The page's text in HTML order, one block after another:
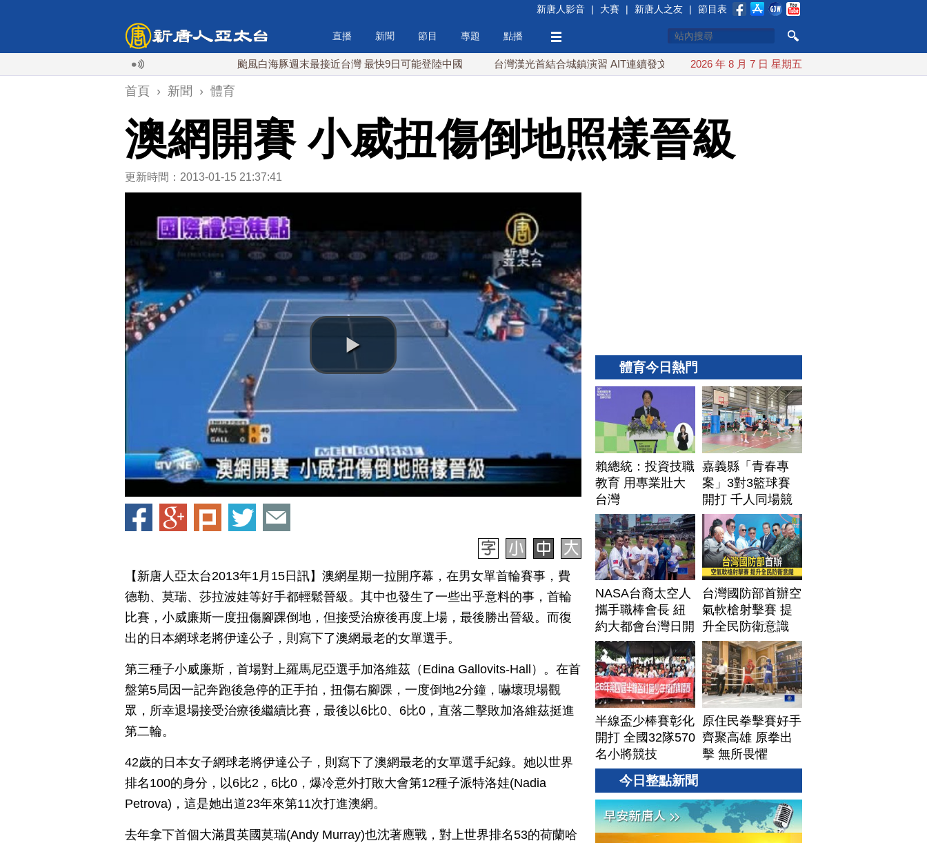
新唐人影音 | 大賽 | 新唐人之友 | 節目表
直播 新聞 節目 專題 點播
颱風白海豚週末最接近台灣 最快9日可能登陸中國 台灣漢光首結合城鎮演習 AIT連續發文讚「韌性台灣」 搞分化？美情報：普京最快今秋 試探攻擊北
2026 年 8 月 7 日 星期五
首頁 › 新聞 › 體育
澳網開賽 小威扭傷倒地照樣晉級
更新時間：2013-01-15 21:37:41
【新唐人亞太台2013年1月15日訊】澳網星期一拉開序幕，在男女單首輪賽事，費
德勒、莫瑞、莎拉波娃等好手都輕鬆晉級。其中也發生了一些出乎意料的事，首輪
比賽，小威廉斯一度扭傷腳踝倒地，但接受治療後再度上場，最後勝出晉級。而復
出的日本網球老將伊達公子，則寫下了澳網最老的女單選手。
第三種子小威廉斯，首場對上羅馬尼亞選手加洛維茲（Edina Gallovits-Hall）。在首
盤第5局因一記奔跑後急停的正手拍，扭傷右腳踝，一度倒地2分鐘，嚇壞現場觀
眾，所幸退場接受治療後繼續比賽，最後以6比0、6比0，直落二擊敗加洛維茲挺進
第二輪。
42歲的日本女子網球老將伊達公子，則寫下了澳網最老的女單選手紀錄。她以世界
排名100的身分，以6比2，6比0，爆冷意外打敗大會第12種子派特洛娃(Nadia
Petrova)，這是她出道23年來第11次打進澳網。
去年拿下首個大滿貫英國莫瑞(Andy Murray)也沈著應戰，對上世界排名53的荷蘭哈
體育今日熱門
賴總統：投資技職
教育 用專業壯大
台灣
嘉義縣「青春專
案」3對3籃球賽
開打 千人同場競
技
NASA台裔太空人
攜手職棒會長 紐
約大都會台灣日開
球
台灣國防部首辦空
氣軟槍射擊賽 提
升全民防衛意識
半線盃少棒賽彰化
開打 全國32隊570
名小將競技
原住民拳擊賽好手
齊聚高雄 原拳出
擊 無所畏懼
今日整點新聞